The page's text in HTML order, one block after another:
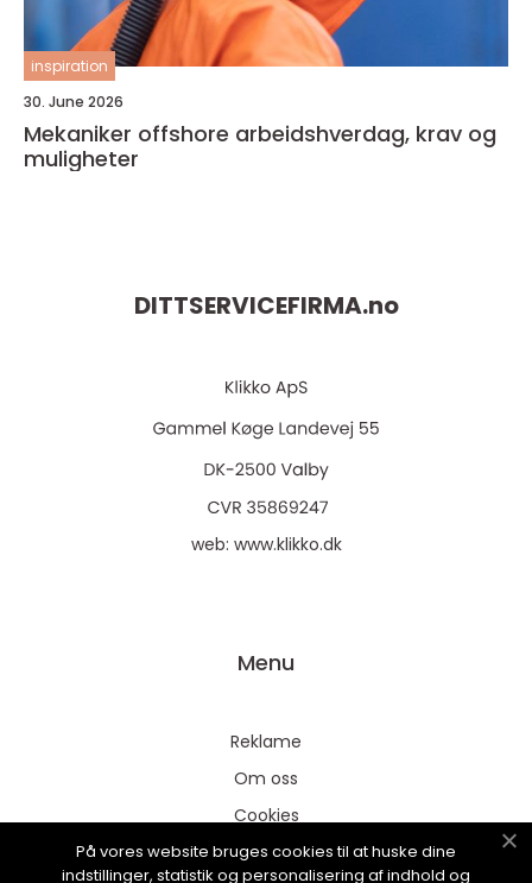
inspiration
30. June 2026
Mekaniker offshore arbeidshverdag, krav og
muligheter
DITTSERVICEFIRMA.no
web: www.klikko.dk
Menu
Reklame
Om oss
Cookies
Kontakt Oss
På vores website bruges cookies til at huske dine
indstillinger, statistik og personalisering af indhold og